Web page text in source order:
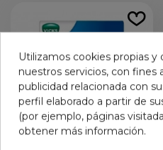
Utilizamos cookies propias y
nuestros servicios, con fines
publicidad relacionada con
perfil elaborado a partir de
(por ejemplo, páginas
obtener más información.